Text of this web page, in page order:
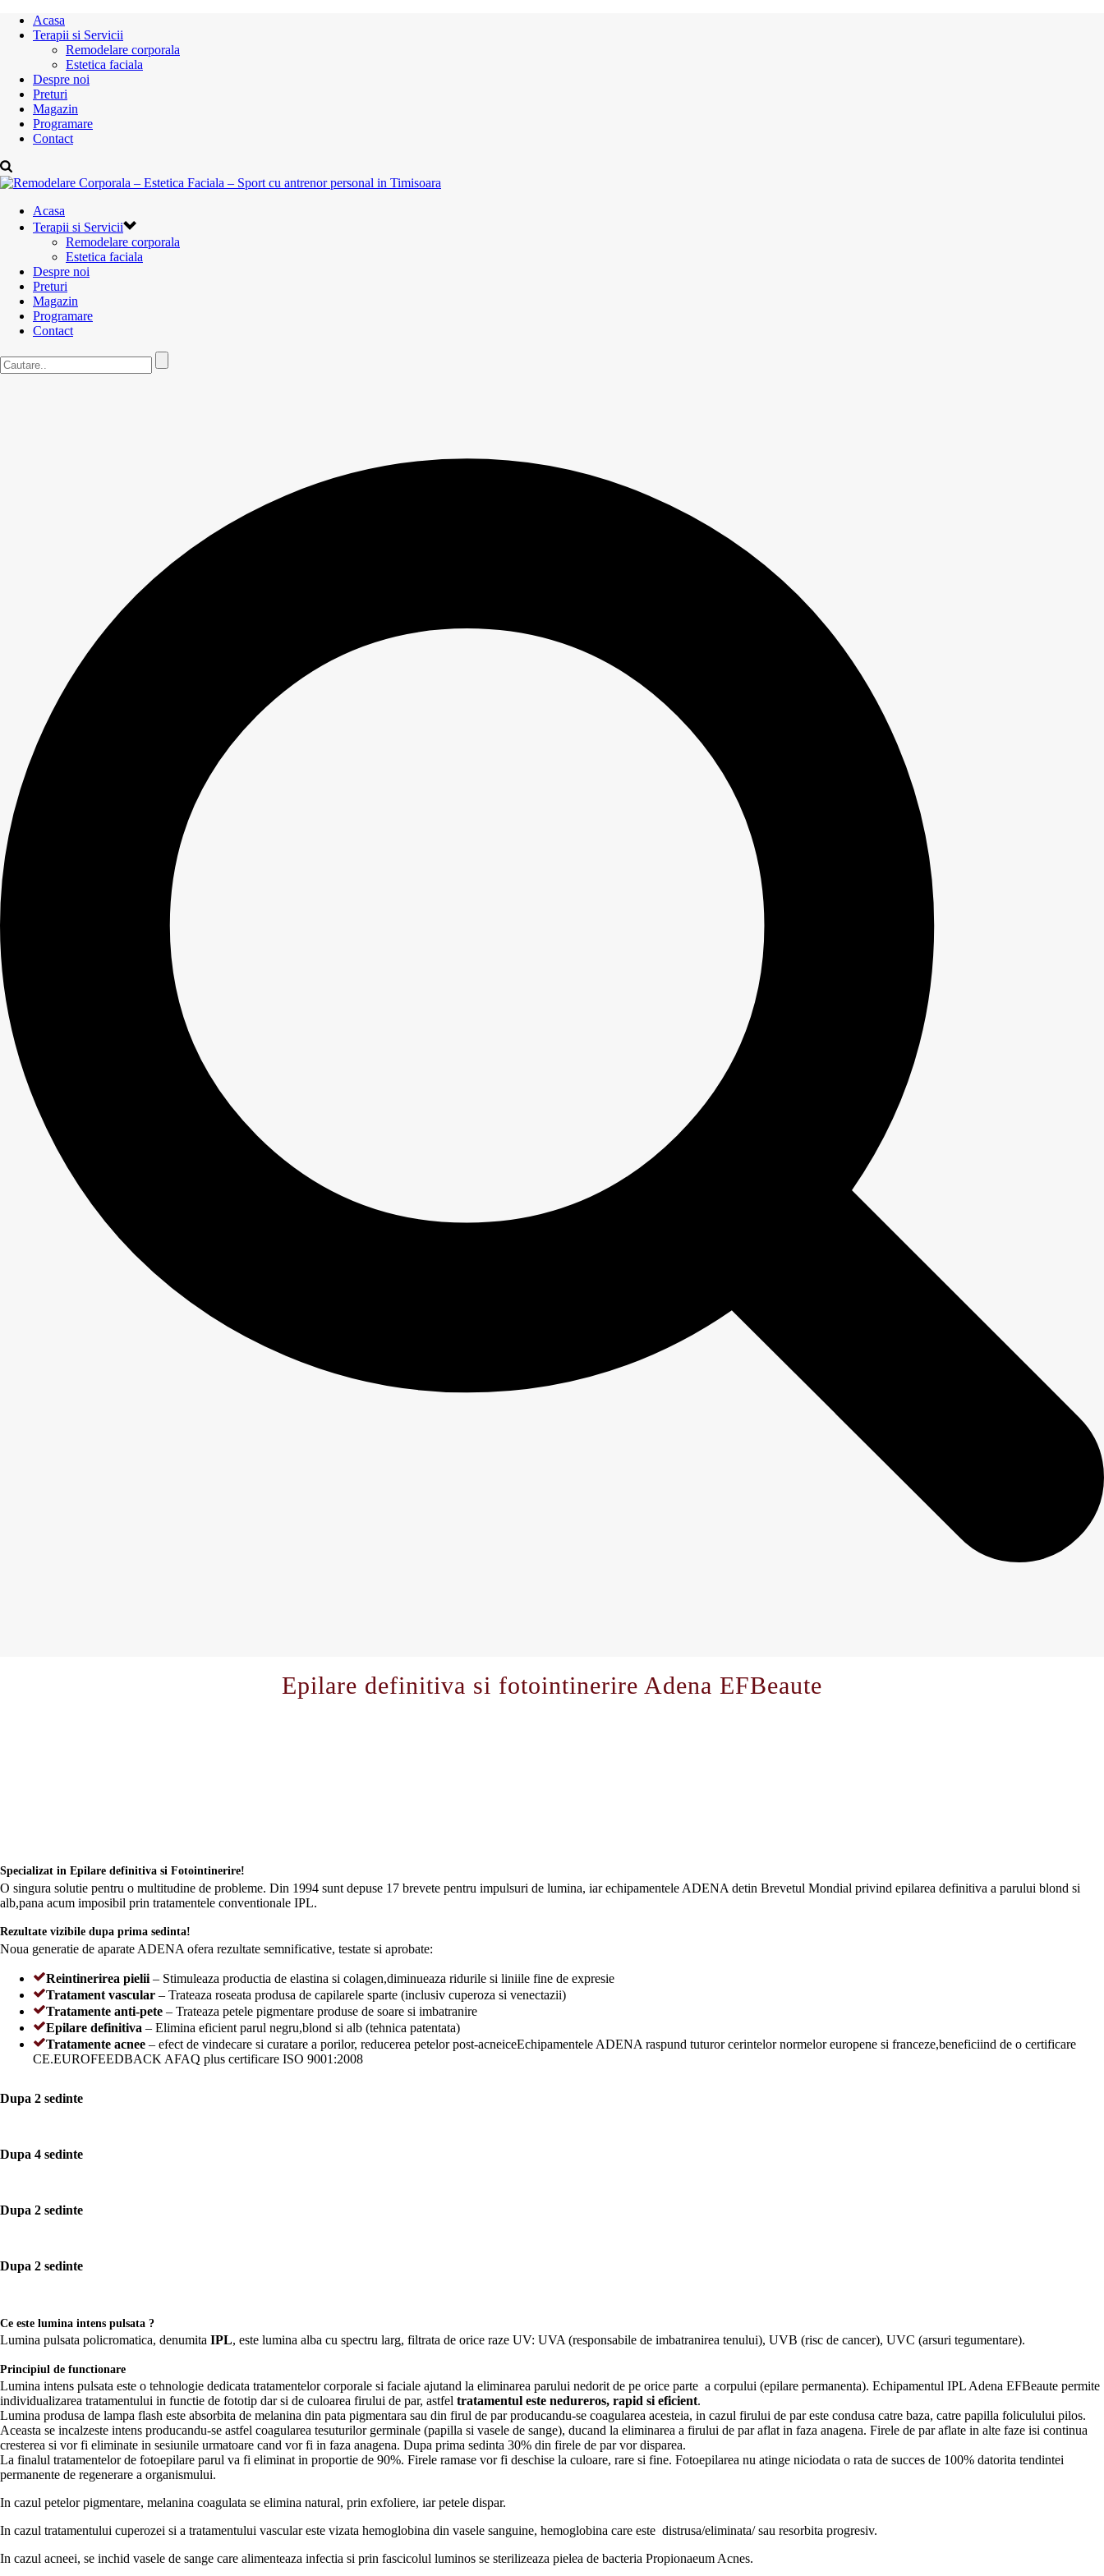
Acasa
Terapii si Servicii
Remodelare corporala
Estetica faciala
Despre noi
Preturi
Magazin
Programare
Contact
Acasa
Terapii si Servicii
Remodelare corporala
Estetica faciala
Despre noi
Preturi
Magazin
Programare
Contact
Epilare definitiva si fotointinerire Adena EFBeaute
Specializat in Epilare definitiva si Fotointinerire!
O singura solutie pentru o multitudine de probleme. Din 1994 sunt depuse 17 brevete pentru impulsuri de lumina, iar echipamentele ADENA detin Brevetul Mondial privind epilarea definitiva a parului blond si
alb,pana acum imposibil prin tratamentele conventionale IPL.
Rezultate vizibile dupa prima sedinta!
Noua generatie de aparate ADENA ofera rezultate semnificative, testate si aprobate:
Reintinerirea pielii – Stimuleaza productia de elastina si colagen,diminueaza ridurile si liniile fine de expresie
Tratament vascular – Trateaza roseata produsa de capilarele sparte (inclusiv cuperoza si venectazii)
Tratamente anti-pete – Trateaza petele pigmentare produse de soare si imbatranire
Epilare definitiva – Elimina eficient parul negru,blond si alb (tehnica patentata)
Tratamente acnee – efect de vindecare si curatare a porilor, reducerea petelor post-acneiceEchipamentele ADENA raspund tuturor cerintelor normelor europene si franceze,beneficiind de o certificare
CE.EUROFEEDBACK AFAQ plus certificare ISO 9001:2008
Dupa 2 sedinte
Dupa 4 sedinte
Dupa 2 sedinte
Dupa 2 sedinte
Ce este lumina intens pulsata ?
Lumina pulsata policromatica, denumita IPL, este lumina alba cu spectru larg, filtrata de orice raze UV: UVA (responsabile de imbatranirea tenului), UVB (risc de cancer), UVC (arsuri tegumentare).
Principiul de functionare
Lumina intens pulsata este o tehnologie dedicata tratamentelor corporale si faciale ajutand la eliminarea parului nedorit de pe orice parte a corpului (epilare permanenta). Echipamentul IPL Adena EFBeaute permite
individualizarea tratamentului in functie de fototip dar si de culoarea firului de par, astfel tratamentul este nedureros, rapid si eficient.
Lumina produsa de lampa flash este absorbita de melanina din pata pigmentara sau din firul de par producandu-se coagularea acesteia, in cazul firului de par este condusa catre baza, catre papilla foliculului pilos.
Aceasta se incalzeste intens producandu-se astfel coagularea tesuturilor germinale (papilla si vasele de sange), ducand la eliminarea a firului de par aflat in faza anagena. Firele de par aflate in alte faze isi continua
cresterea si vor fi eliminate in sesiunile urmatoare cand vor fi in faza anagena. Dupa prima sedinta 30% din firele de par vor disparea.
La finalul tratamentelor de fotoepilare parul va fi eliminat in proportie de 90%. Firele ramase vor fi deschise la culoare, rare si fine. Fotoepilarea nu atinge niciodata o rata de succes de 100% datorita tendintei
permanente de regenerare a organismului.
In cazul petelor pigmentare, melanina coagulata se elimina natural, prin exfoliere, iar petele dispar.
In cazul tratamentului cuperozei si a tratamentului vascular este vizata hemoglobina din vasele sanguine, hemoglobina care este distrusa/eliminata/ sau resorbita progresiv.
In cazul acneei, se inchid vasele de sange care alimenteaza infectia si prin fascicolul luminos se sterilizeaza pielea de bacteria Propionaeum Acnes.